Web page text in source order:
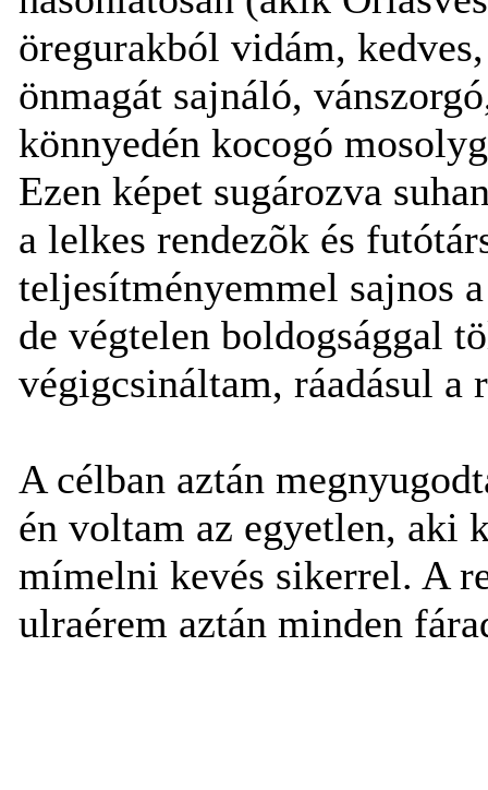
öregurakból vidám,
önmagát sajnáló,
könnyedén kocogó
Ezen képet sugározva
a lelkes rendezõk és
teljesítményemmel sajnos
de végtelen boldogsággal
végigcsináltam, ráadásul a
A célban aztán
én voltam az egyetlen, aki
mímelni kevés sikerrel. A
ulraérem aztán minden